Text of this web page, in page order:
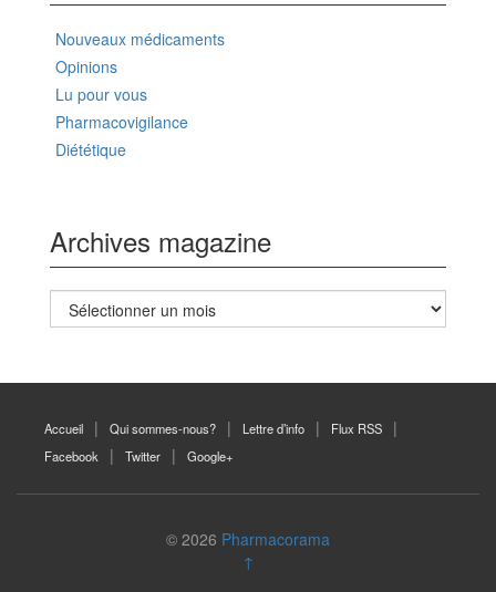
Nouveaux médicaments
Opinions
Lu pour vous
Pharmacovigilance
Diététique
Archives magazine
Archives
magazine
Accueil Qui sommes-nous? Lettre d’info
Flux RSS
Facebook
Twitter Google+
© 2026 Pharmacorama
↑